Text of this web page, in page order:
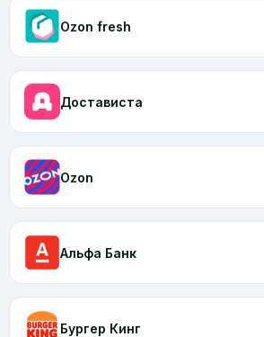
Ozon fresh
Достависта
Ozon
Альфа Банк
Бургер Кинг